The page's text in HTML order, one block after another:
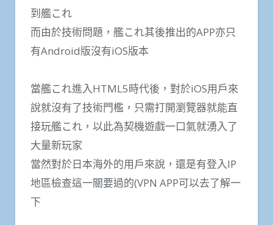
到艦これ
而由於技術問題，艦これ其後推出的APP亦只
有Android版沒有iOS版本
當艦これ進入HTML5時代後，對於iOS用戶來
說就沒有了技術門檻，只需打開瀏覽器就能直
接玩艦これ，以此為契機遊戲一口氣就湧入了
大量新玩家
當然對於日本海外的用戶來說，還是有登入IP
地區檢查這一關要過的(VPN APP可以去了解一
下